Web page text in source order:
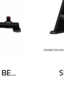
ADJUSTABLE ABDOMINAL BENCH